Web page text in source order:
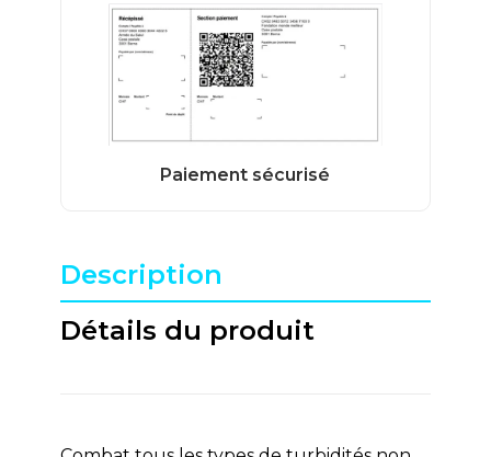
Description
Détails du produit